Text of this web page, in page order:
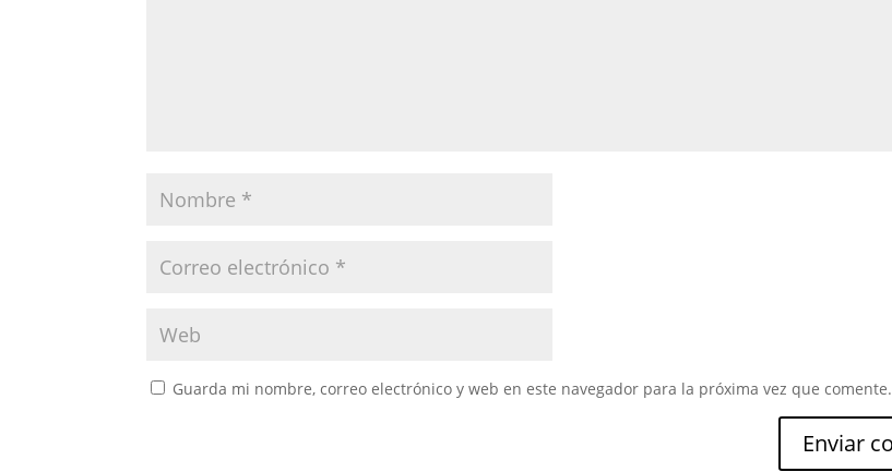
Guarda mi nombre, correo electrónico y web en este navegador para la próxima vez que comente.